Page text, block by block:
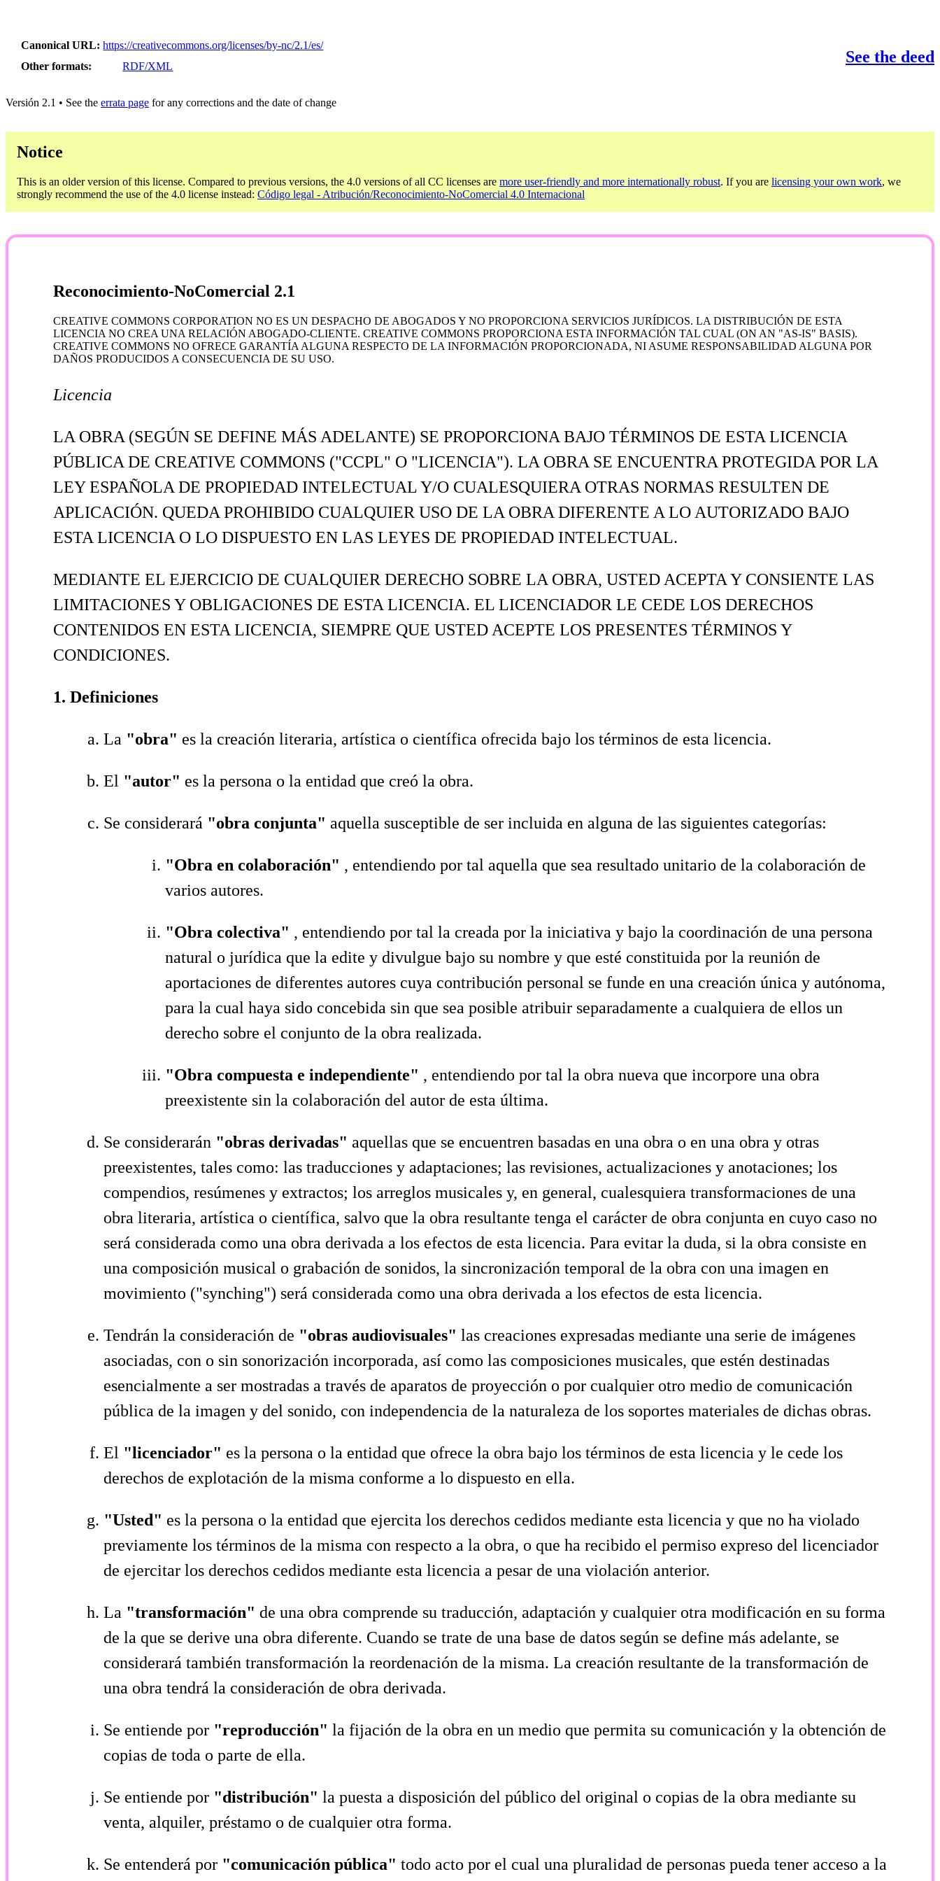
Canonical URL
https://creativecommons.org/licenses/by-nc/2.1/es/
Other formats
RDF/XML
See the deed
Versión 2.1 • See the errata page for any corrections and the date of change
Notice
This is an older version of this license. Compared to previous versions, the 4.0 versions of all CC licenses are more user-friendly and more internationally robust. If you are licensing your own work, we
strongly recommend the use of the 4.0 license instead: Código legal - Atribución/Reconocimiento-NoComercial 4.0 Internacional
Reconocimiento-NoComercial 2.1
CREATIVE COMMONS CORPORATION NO ES UN DESPACHO DE ABOGADOS Y NO PROPORCIONA SERVICIOS JURÍDICOS. LA DISTRIBUCIÓN DE ESTA
LICENCIA NO CREA UNA RELACIÓN ABOGADO-CLIENTE. CREATIVE COMMONS PROPORCIONA ESTA INFORMACIÓN TAL CUAL (ON AN "AS-IS" BASIS).
CREATIVE COMMONS NO OFRECE GARANTÍA ALGUNA RESPECTO DE LA INFORMACIÓN PROPORCIONADA, NI ASUME RESPONSABILIDAD ALGUNA POR
DAÑOS PRODUCIDOS A CONSECUENCIA DE SU USO.
Licencia
LA OBRA (SEGÚN SE DEFINE MÁS ADELANTE) SE PROPORCIONA BAJO TÉRMINOS DE ESTA LICENCIA
PÚBLICA DE CREATIVE COMMONS ("CCPL" O "LICENCIA"). LA OBRA SE ENCUENTRA PROTEGIDA POR LA
LEY ESPAÑOLA DE PROPIEDAD INTELECTUAL Y/O CUALESQUIERA OTRAS NORMAS RESULTEN DE
APLICACIÓN. QUEDA PROHIBIDO CUALQUIER USO DE LA OBRA DIFERENTE A LO AUTORIZADO BAJO
ESTA LICENCIA O LO DISPUESTO EN LAS LEYES DE PROPIEDAD INTELECTUAL.
MEDIANTE EL EJERCICIO DE CUALQUIER DERECHO SOBRE LA OBRA, USTED ACEPTA Y CONSIENTE LAS
LIMITACIONES Y OBLIGACIONES DE ESTA LICENCIA. EL LICENCIADOR LE CEDE LOS DERECHOS
CONTENIDOS EN ESTA LICENCIA, SIEMPRE QUE USTED ACEPTE LOS PRESENTES TÉRMINOS Y
CONDICIONES.
1. Definiciones
La "obra" es la creación literaria, artística o científica ofrecida bajo los términos de esta licencia.
El "autor" es la persona o la entidad que creó la obra.
Se considerará "obra conjunta" aquella susceptible de ser incluida en alguna de las siguientes categorías:
"Obra en colaboración" , entendiendo por tal aquella que sea resultado unitario de la colaboración de
varios autores.
"Obra colectiva" , entendiendo por tal la creada por la iniciativa y bajo la coordinación de una persona
natural o jurídica que la edite y divulgue bajo su nombre y que esté constituida por la reunión de
aportaciones de diferentes autores cuya contribución personal se funde en una creación única y autónoma,
para la cual haya sido concebida sin que sea posible atribuir separadamente a cualquiera de ellos un
derecho sobre el conjunto de la obra realizada.
"Obra compuesta e independiente" , entendiendo por tal la obra nueva que incorpore una obra
preexistente sin la colaboración del autor de esta última.
Se considerarán "obras derivadas" aquellas que se encuentren basadas en una obra o en una obra y otras
preexistentes, tales como: las traducciones y adaptaciones; las revisiones, actualizaciones y anotaciones; los
compendios, resúmenes y extractos; los arreglos musicales y, en general, cualesquiera transformaciones de una
obra literaria, artística o científica, salvo que la obra resultante tenga el carácter de obra conjunta en cuyo caso no
será considerada como una obra derivada a los efectos de esta licencia. Para evitar la duda, si la obra consiste en
una composición musical o grabación de sonidos, la sincronización temporal de la obra con una imagen en
movimiento ("synching") será considerada como una obra derivada a los efectos de esta licencia.
Tendrán la consideración de "obras audiovisuales" las creaciones expresadas mediante una serie de imágenes
asociadas, con o sin sonorización incorporada, así como las composiciones musicales, que estén destinadas
esencialmente a ser mostradas a través de aparatos de proyección o por cualquier otro medio de comunicación
pública de la imagen y del sonido, con independencia de la naturaleza de los soportes materiales de dichas obras.
El "licenciador" es la persona o la entidad que ofrece la obra bajo los términos de esta licencia y le cede los
derechos de explotación de la misma conforme a lo dispuesto en ella.
"Usted" es la persona o la entidad que ejercita los derechos cedidos mediante esta licencia y que no ha violado
previamente los términos de la misma con respecto a la obra, o que ha recibido el permiso expreso del licenciador
de ejercitar los derechos cedidos mediante esta licencia a pesar de una violación anterior.
La "transformación" de una obra comprende su traducción, adaptación y cualquier otra modificación en su forma
de la que se derive una obra diferente. Cuando se trate de una base de datos según se define más adelante, se
considerará también transformación la reordenación de la misma. La creación resultante de la transformación de
una obra tendrá la consideración de obra derivada.
Se entiende por "reproducción" la fijación de la obra en un medio que permita su comunicación y la obtención de
copias de toda o parte de ella.
Se entiende por "distribución" la puesta a disposición del público del original o copias de la obra mediante su
venta, alquiler, préstamo o de cualquier otra forma.
Se entenderá por "comunicación pública" todo acto por el cual una pluralidad de personas pueda tener acceso a la